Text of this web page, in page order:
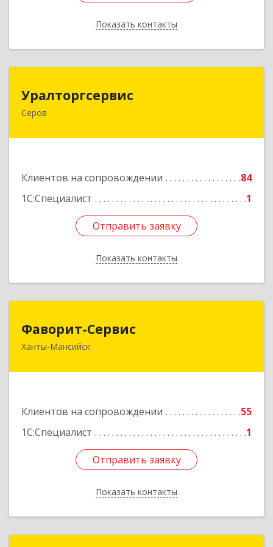
Показать контакты
Назад
Уралторгсервис
Серов
Клиентов на сопровождении
84
1С:Специалист
1
Отправить заявку
Показать контакты
624980, Свердловская обл, Серов г, Кирова ул,
Отправить заявку
Назад
Фаворит-Сервис
Ханты-Мансийск
Клиентов на сопровождении
55
1С:Специалист
1
Отправить заявку
Показать контакты
628011, Ханты-Мансийский Автономный округ
Подробнее
Отправить заявку
Назад